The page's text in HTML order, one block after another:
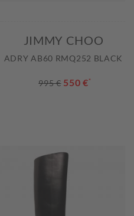
JIMMY CHOO
ADRY AB60 RMQ252 BLACK
995 € 550 €*